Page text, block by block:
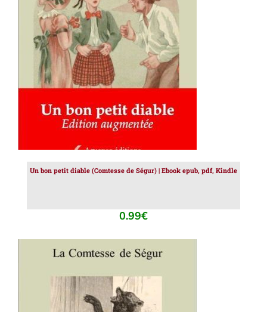
AJOUTER AU PANIER / DÉTAILS
Un bon petit diable (Comtesse de Ségur) | Ebook epub, pdf, Kindle
0.99€